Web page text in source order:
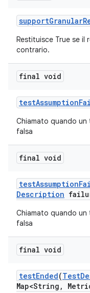
supportGranular
Restituisce True se
contrario.
final void
testAssumption
Chiamato quando
falsa
final void
testAssumption
Description
Chiamato quando
falsa
final void
testEnded(Test
Map<String ,